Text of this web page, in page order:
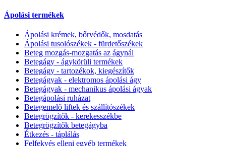
Ápolási termékek
Ápolási krémek, bőrvédők, mosdatás
Ápolási tusolószékek - fürdetőszékek
Beteg mozgás-mozgatás az ágynál
Betegágy - ágykörüli termékek
Betegágy - tartozékok, kiegészítők
Betegágyak - elektromos ápolási ágy
Betegágyak - mechanikus ápolási ágyak
Betegápolási ruházat
Betegemelő liftek és szállítószékek
Betegrögzítők - kerekesszékbe
Betegrögzítők betegágyba
Étkezés - táplálás
Felfekvés elleni egyéb termékek